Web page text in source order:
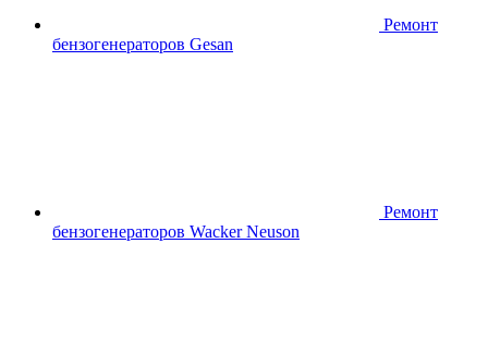
Ремонт
бензогенераторов Gesan
Ремонт
бензогенераторов Wacker Neuson